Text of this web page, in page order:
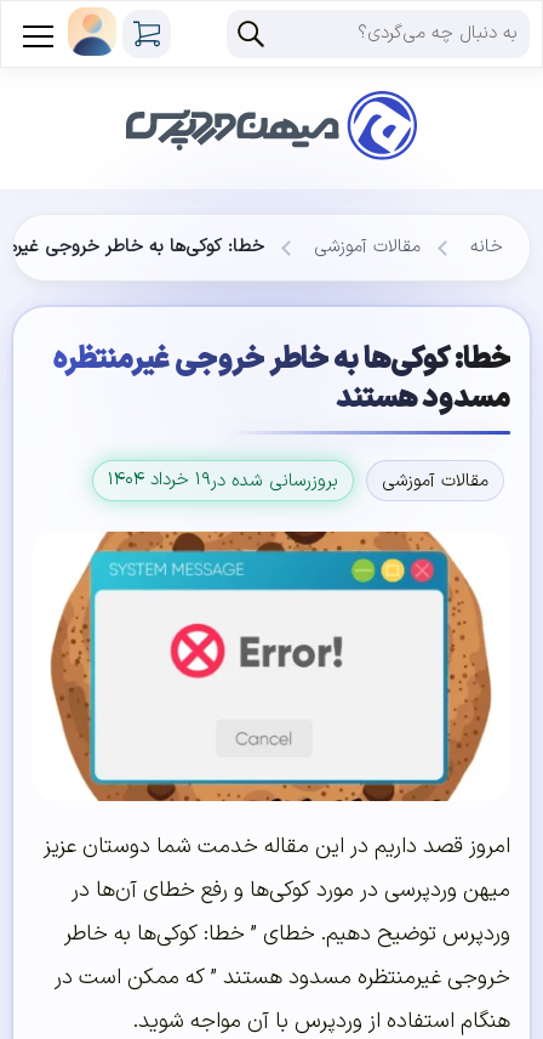
خانه مقالات آموزشی خطا: کوکی‌ها به خاطر خروجی
خطا: کوکی‌ها به خاطر خروجی غیرمنتظره
مسدود هستند
مقالات آموزشی بروزرسانی شده در۱۹ خرداد ۱۴۰۴
امروز قصد داریم در این مقاله خدمت شما دوستان عزیز
میهن وردپرسی در مورد کوکی‌ها و رفع خطای آن‌ها در
وردپرس توضیح دهیم. خطای ” خطا: کوکی‌ها به خاطر
خروجی غیرمنتظره مسدود هستند ” که ممکن است در
هنگام استفاده از وردپرس با آن مواجه شوید.